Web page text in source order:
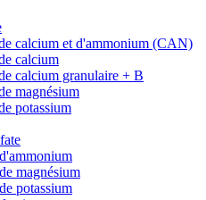
calcium et d'ammonium (CAN)
calcium
calcium granulaire + B
magnésium
potassium
magnésium
potassium